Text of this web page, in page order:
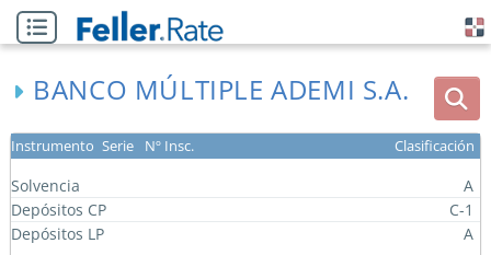
BANCO MÚLTIPLE ADEMI S.A.
Instrumento Serie Nº Insc. Clasificación
Solvencia
A
Depósitos CP
C-1
Depósitos LP
A